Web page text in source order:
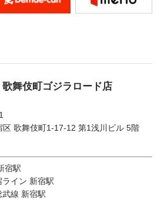
舞伎町ゴジラロード店
区 歌舞伎町1-17-12 第1浅川ビル 5階
宿駅
イン 新宿駅
線 新宿駅